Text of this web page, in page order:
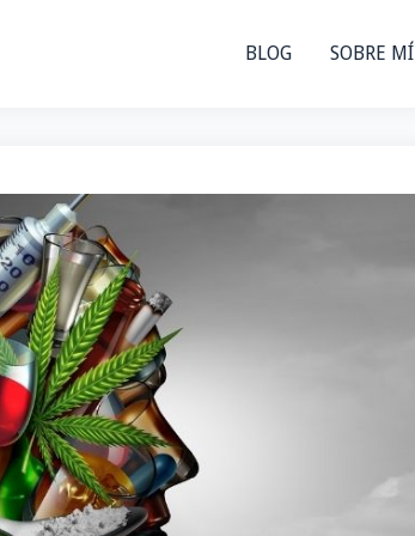
BLOG SOBRE MÍ